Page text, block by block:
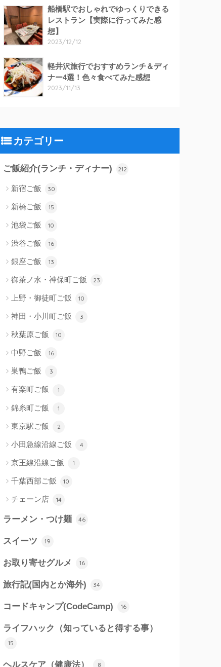
船橋駅でおしゃれでゆっくりできる
レストラン【実際に行ってみた感
想】
2023/12/12
軽井沢旅行でおすすめランチ＆ディ
ナー4選！色々食べてみた感想
2023/11/13
カテゴリー
ご飯紹介(ランチ・ディナー) 212
新宿ご飯 30
新橋ご飯 15
池袋ご飯 10
渋谷ご飯 16
銀座ご飯 13
御茶ノ水・神保町ご飯 23
上野・御徒町ご飯 10
神田・小川町ご飯 3
秋葉原ご飯 10
中野ご飯 16
巣鴨ご飯 3
有楽町ご飯 1
錦糸町ご飯 1
東京駅ご飯 2
小田急線沿線ご飯 4
京王線沿線ご飯 1
千葉西部ご飯 10
チェーン店 14
ラーメン・つけ麺 46
スイーツ 19
お取り寄せグルメ 16
旅行記(国内とか海外) 34
コードキャンプ(CodeCamp) 16
ライフハック（知っていると得する事）
15
ヘルスケア（健康法） 8